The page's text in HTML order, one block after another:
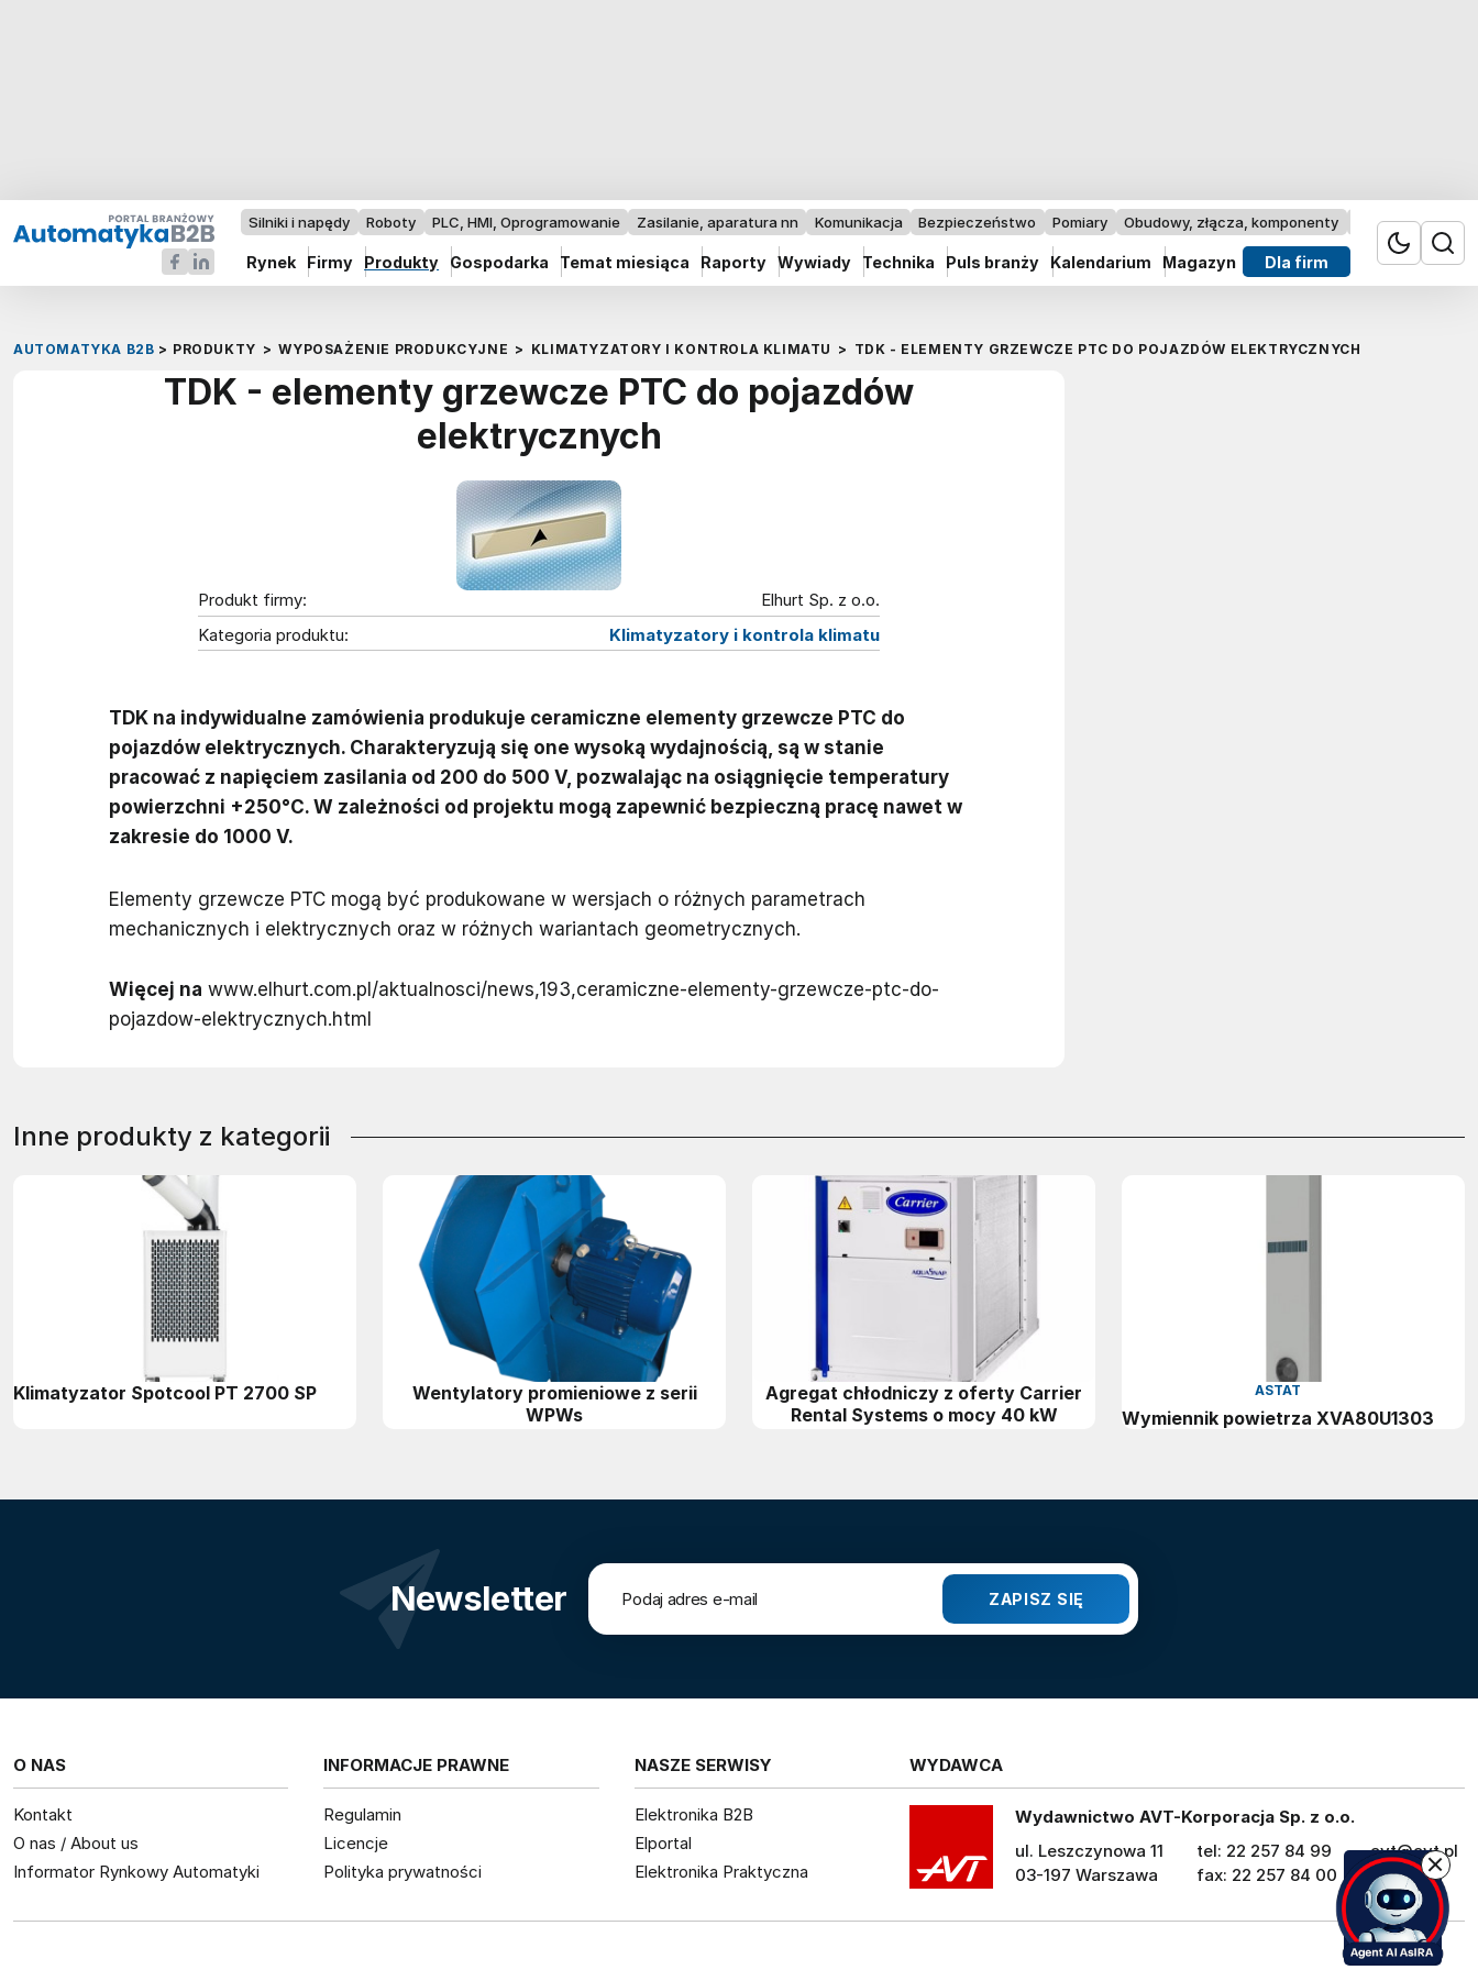
Silniki i napędy Roboty PLC, HMI, Oprogramowanie Zasilanie, aparatura nn Komunikacja Bezpieczeństwo Pomiary Obudowy, złącza, komponenty Przemysł 4.0
Rynek Firmy Produkty Gospodarka Temat miesiąca Raporty Wywiady Technika Puls branży Kalendarium Magazyn Dla firm
AUTOMATYKA B2B > PRODUKTY > WYPOSAŻENIE PRODUKCYJNE > KLIMATYZATORY I KONTROLA KLIMATU > TDK - ELEMENTY GRZEWCZE PTC DO POJAZDÓW ELEKTRYCZNYCH
TDK - elementy grzewcze PTC do pojazdów
elektrycznych
Produkt firmy:
Elhurt Sp. z o.o.
Kategoria produktu:
Klimatyzatory i kontrola klimatu
TDK na indywidualne zamówienia produkuje ceramiczne elementy grzewcze PTC do
pojazdów elektrycznych. Charakteryzują się one wysoką wydajnością, są w stanie
pracować z napięciem zasilania od 200 do 500 V, pozwalając na osiągnięcie temperatury
powierzchni +250°C. W zależności od projektu mogą zapewnić bezpieczną pracę nawet w
zakresie do 1000 V.
Elementy grzewcze PTC mogą być produkowane w wersjach o różnych parametrach
mechanicznych i elektrycznych oraz w różnych wariantach geometrycznych.
Więcej na www.elhurt.com.pl/aktualnosci/news,193,ceramiczne-elementy-grzewcze-ptc-do-
pojazdow-elektrycznych.html
Inne produkty z kategorii
Klimatyzator Spotcool PT 2700 SP
Wentylatory promieniowe z serii
WPWs
Agregat chłodniczy z oferty Carrier
Rental Systems o mocy 40 kW
ASTAT
Wymiennik powietrza XVA80U1303
Newsletter
O NAS
Kontakt
O nas / About us
Informator Rynkowy Automatyki
INFORMACJE PRAWNE
Regulamin
Licencje
Polityka prywatności
NASZE SERWISY
Elektronika B2B
Elportal
Elektronika Praktyczna
WYDAWCA
Wydawnictwo AVT-Korporacja Sp. z o.o.
ul. Leszczynowa 11
03-197 Warszawa
tel: 22 257 84 99
fax: 22 257 84 00
avt@avt.pl
avt.pl